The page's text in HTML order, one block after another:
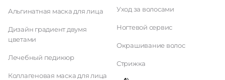
Альгинатная маска для лица
Дизайн градиент двумя
цветами
Лечебный педикюр
Коллагеновая маска для лица
Уход за волосами
Ногтевой сервис
Окрашивание волос
Стрижка